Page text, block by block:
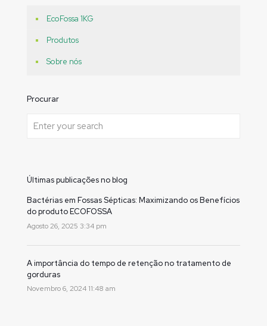
EcoFossa 1KG
Produtos
Sobre nós
Procurar
Últimas publicações no blog
Bactérias em Fossas Sépticas: Maximizando os Benefícios
do produto ECOFOSSA
Agosto 26, 2025 3:34 pm
A importância do tempo de retenção no tratamento de
gorduras
Novembro 6, 2024 11:48 am